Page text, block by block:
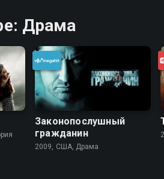
Драма
Законопослушный
гражданин
2009, США, Драма